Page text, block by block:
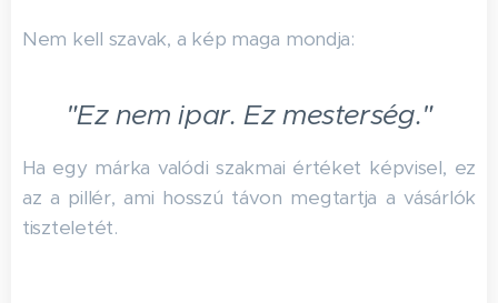
Nem kell szavak, a kép maga mondja:
"Ez nem ipar. Ez mesterség."
Ha egy márka valódi szakmai értéket képvisel, ez
az a pillér, ami hosszú távon megtartja a vásárlók
tiszteletét.